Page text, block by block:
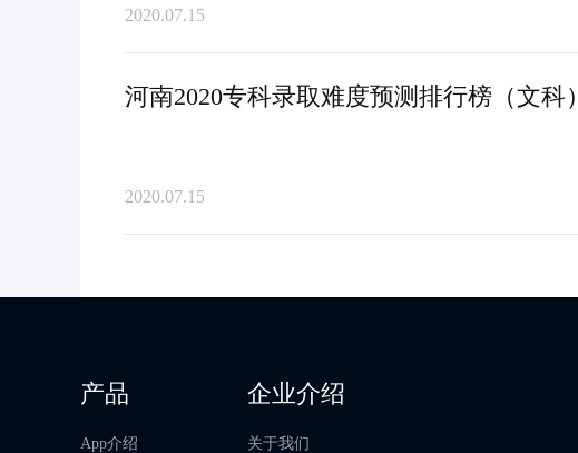
2020.07.15
河南2020专科录取难度预测排行榜（文科）
2020.07.15
产品
App介绍
企业介绍
关于我们